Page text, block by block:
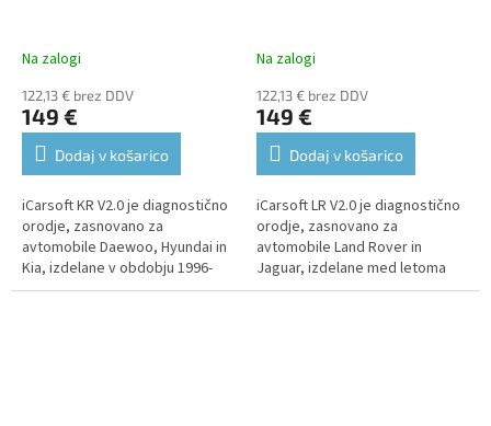
Na zalogi
122,13 € brez DDV
149 €
Dodaj v košarico
iCarsoft KR V2.0 je diagnostično
orodje, zasnovano za
avtomobile Daewoo, Hyundai in
Kia, izdelane v obdobju 1996-
2016. Podpira diagnostiko vseh
Na zalogi
122,13 € brez DDV
149 €
Dodaj v košarico
iCarsoft LR V2.0 je diagnostično
orodje, zasnovano za
avtomobile Land Rover in
Jaguar, izdelane med letoma
1996 in 2016. Podpira